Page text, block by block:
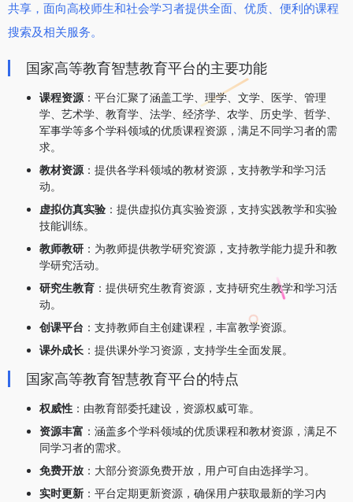
共享，面向高校师生和社会学习者提供全面、优质、便利的课程
搜索及相关服务。
国家高等教育智慧教育平台的主要功能
课程资源 ：平台汇聚了涵盖工学、理学、文学、医学、管理
学、艺术学、教育学、法学、经济学、农学、历史学、哲学、
军事学等多个学科领域的优质课程资源，满足不同学习者的需
求。
教材资源 ：提供各学科领域的教材资源，支持教学和学习活
动。
虚拟仿真实验 ：提供虚拟仿真实验资源，支持实践教学和实验
技能训练。
教师教研 ：为教师提供教学研究资源，支持教学能力提升和教
学研究活动。
研究生教育 ：提供研究生教育资源，支持研究生教学和学习活
动。
创课平台 ：支持教师自主创建课程，丰富教学资源。
课外成长 ：提供课外学习资源，支持学生全面发展。
国家高等教育智慧教育平台的特点
权威性 ：由教育部委托建设，资源权威可靠。
资源丰富 ：涵盖多个学科领域的优质课程和教材资源，满足不
同学习者的需求。
免费开放 ：大部分资源免费开放，用户可自由选择学习。
实时更新 ：平台定期更新资源，确保用户获取最新的学习内